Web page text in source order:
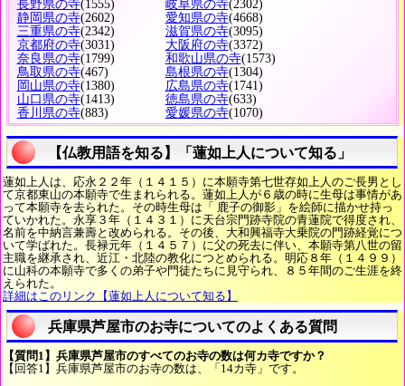
長野県の寺(1555) 岐阜県の寺(2302)
静岡県の寺(2602) 愛知県の寺(4668)
三重県の寺(2342) 滋賀県の寺(3095)
京都府の寺(3031) 大阪府の寺(3372)
奈良県の寺(1799) 和歌山県の寺(1573)
鳥取県の寺(467) 島根県の寺(1304)
岡山県の寺(1380) 広島県の寺(1741)
山口県の寺(1413) 徳島県の寺(633)
香川県の寺(883) 愛媛県の寺(1070)
【仏教用語を知る】「蓮如上人について知る」
蓮如上人は、応永２２年（１４１５）に本願寺第七世存如上人のご長男とし
て京都東山の本願寺で生まれられる。蓮如上人が６歳の時に生母は事情があ
って本願寺を去られた。その時生母は「 鹿子の御影」を絵師に描かせ持っ
ていかれた。永享３年（１４３１）に天台宗門跡寺院の青蓮院で得度され、
名前を中納言兼壽と改められる。その後、大和興福寺大乗院の門跡経覚につ
いて学ばれた。長禄元年（１４５７）に父の死去に伴い、本願寺第八世の留
主職を継承され、近江・北陸の教化につとめられる。明応８年（１４９９）
に山科の本願寺で多くの弟子や門徒たちに見守られ、８５年間のご生涯を終
えられた。
詳細はこのリンク【蓮如上人について知る】
兵庫県芦屋市のお寺についてのよくある質問
【質問1】兵庫県芦屋市のすべてのお寺の数は何カ寺ですか？
【回答1】兵庫県芦屋市のお寺の数は、「14カ寺」です。